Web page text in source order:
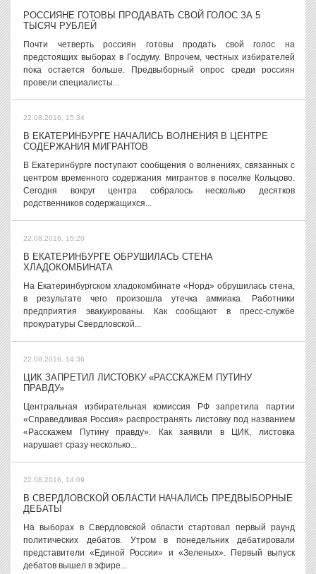
РОССИЯНЕ ГОТОВЫ ПРОДАВАТЬ СВОЙ ГОЛОС ЗА 5
ТЫСЯЧ РУБЛЕЙ
Почти четверть россиян готовы продать свой голос на
предстоящих выборах в Госдуму. Впрочем, честных избирателей
пока остается больше. Предвыборный опрос среди россиян
провели специалисты...
22.08.2016, 15:34
В ЕКАТЕРИНБУРГЕ НАЧАЛИСЬ ВОЛНЕНИЯ В ЦЕНТРЕ
СОДЕРЖАНИЯ МИГРАНТОВ
В Екатеринбурге поступают сообщения о волнениях, связанных с
центром временного содержания мигрантов в поселке Кольцово.
Сегодня вокруг центра собралось несколько десятков
родственников содержащихся...
22.08.2016, 15:20
В ЕКАТЕРИНБУРГЕ ОБРУШИЛАСЬ СТЕНА
ХЛАДОКОМБИНАТА
На Екатеринбургском хладокомбинате «Норд» обрушилась стена,
в результате чего произошла утечка аммиака. Работники
предприятия эвакуированы. Как сообщают в пресс-службе
прокуратуры Свердловской...
22.08.2016, 14:36
ЦИК ЗАПРЕТИЛ ЛИСТОВКУ «РАССКАЖЕМ ПУТИНУ
ПРАВДУ»
Центральная избирательная комиссия РФ запретила партии
«Справедливая Россия» распространять листовку под названием
«Расскажем Путину правду». Как заявили в ЦИК, листовка
нарушает сразу несколько...
22.08.2016, 14:09
В СВЕРДЛОВСКОЙ ОБЛАСТИ НАЧАЛИСЬ ПРЕДВЫБОРНЫЕ
ДЕБАТЫ
На выборах в Свердловской области стартовал первый раунд
политических дебатов. Утром в понедельник дебатировали
представители «Единой России» и «Зеленых». Первый выпуск
дебатов вышел в эфире...